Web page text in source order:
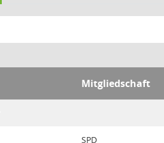
Mitgliedschaft
SPD